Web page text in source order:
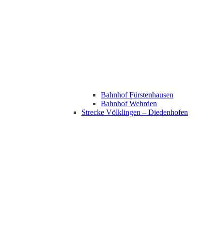
Bahnhof Fürstenhausen
Bahnhof Wehrden
Strecke Völklingen – Diedenhofen